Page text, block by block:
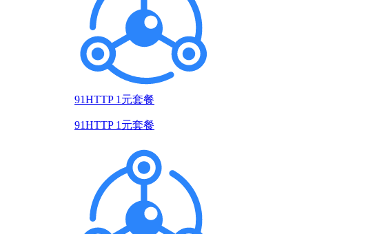
91HTTP 1元套餐
91HTTP 1元套餐